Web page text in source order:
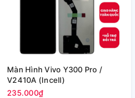
Màn Hình Vivo Y300 Pro /
V2410A (Incell)
235.000₫